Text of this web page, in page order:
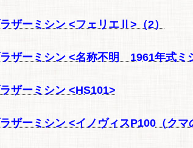
ザーミシン <フェリエⅡ>（2）
ザーミシン <名称不明 1961年式ミ
ザーミシン <HS101>
ザーミシン <イノヴィスP100（ク